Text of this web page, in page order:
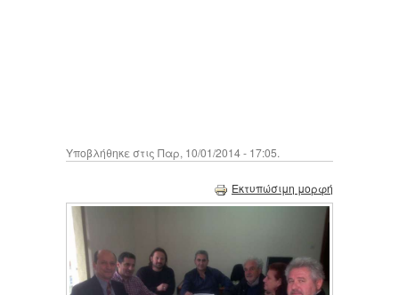
Υποβλήθηκε στις Παρ, 10/01/2014 - 17:05.
Εκτυπώσιμη μορφή